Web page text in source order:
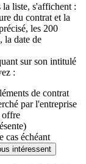
liste, s'affichent :
du contrat et la
les 200
la date de
sur son intitulé
:
de contrat
par l'entreprise
offre
cas échéant
intéressent